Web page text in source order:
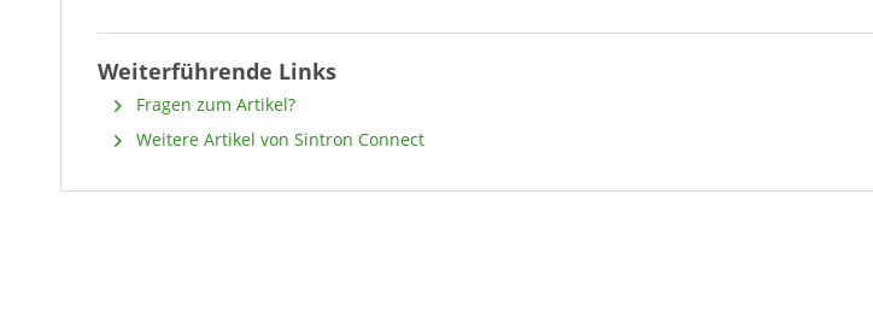
Weiterführende Links
Fragen zum Artikel?
Weitere Artikel von Sintron Connect